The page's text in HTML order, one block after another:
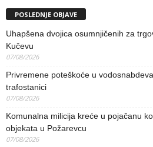
POSLEDNJE OBJAVE
Uhapšena dvojica osumnjičenih za
Kučevu
07/08/2026
Privremene poteškoće u
trafostanici
07/08/2026
Komunalna milicija kreće u pojačanu
objekata u Požarevcu
07/08/2026